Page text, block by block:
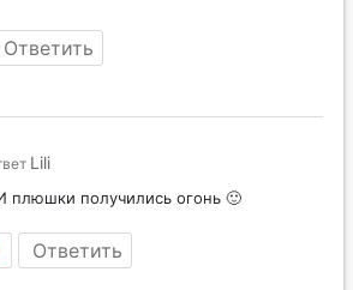
Ответить
Lili
плюшки получились огонь 🙂
Ответить